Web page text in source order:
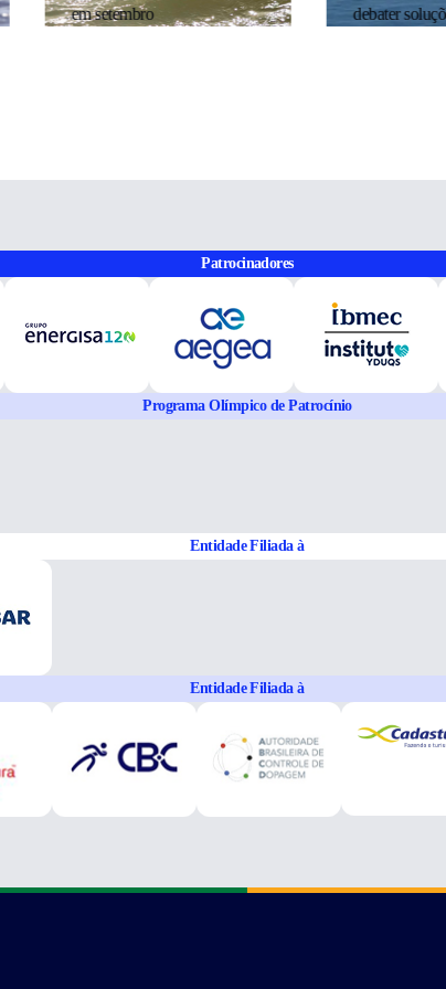
debater soluções para o clima
Patrocinadores
Programa Olímpico de Patrocínio
Entidade Filiada à
Entidade Filiada à